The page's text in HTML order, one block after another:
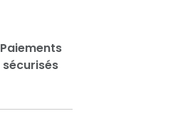
Paiements
sécurisés